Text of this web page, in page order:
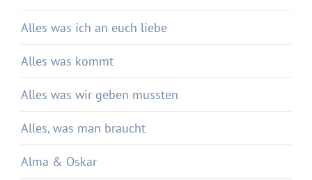
Alles was ich an euch liebe
Alles was kommt
Alles was wir geben mussten
Alles, was man braucht
Alma & Oskar